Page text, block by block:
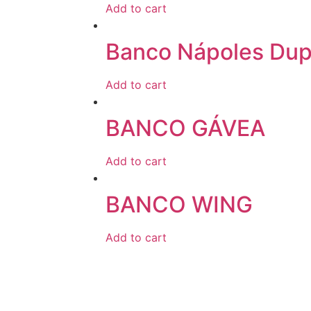
Add to cart
Banco Nápoles
Add to cart
BANCO GÁVEA
Add to cart
BANCO WING
Add to cart